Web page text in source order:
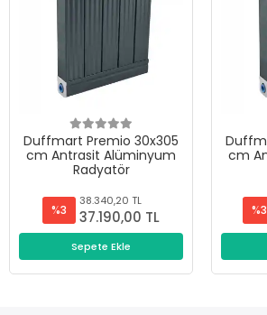
Duffmart Premio 30x305
cm Antrasit Alüminyum
Radyatör
%3
38.340,20 TL
37.190,00 TL
Sepete Ekle
cm
%3